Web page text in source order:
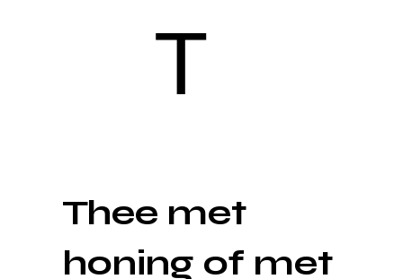
T
Thee met
honing of met